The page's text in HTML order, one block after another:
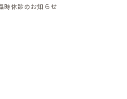
時休診のお知らせ